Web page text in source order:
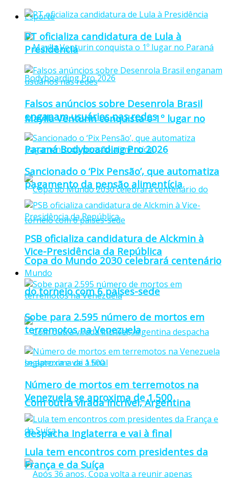
Esporte
Maylla Venturin conquista o 1º lugar no
Paraná Bodyboarding Pro 2026
Copa do Mundo 2030 celebrará centenário
do torneio com 6 países-sede
Com outra virada incrível, Argentina
despacha Inglaterra e vai à final
PT oficializa candidatura de Lula à
Presidência
Falsos anúncios sobre Desenrola Brasil
enganam usuários nas redes
Sancionado o ‘Pix Pensão’, que automatiza
pagamento da pensão alimentícia
PSB oficializa candidatura de Alckmin à
Vice-Presidência da República
Mundo
Sobe para 2.595 número de mortos em
terremotos na Venezuela
Número de mortos em terremotos na
Venezuela se aproxima de 1.500
Lula tem encontros com presidentes da
França e da Suíça